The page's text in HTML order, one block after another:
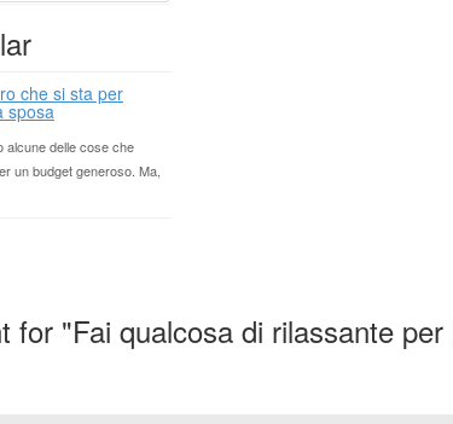
che si sta per
sposa
alcune delle cose che
un budget generoso. Ma,
for "Fai qualcosa di rilassante